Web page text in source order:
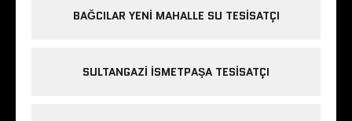
BAĞCILAR YENI MAHALLE SU TESISATÇI
SULTANGAZI ISMETPAŞA TESISATÇI